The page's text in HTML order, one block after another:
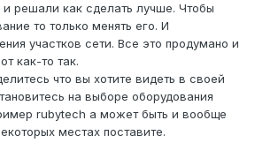
решали как сделать лучше. Чтобы
то только менять его. И
участков сети. Все это продумано и
как-то так.
что вы хотите видеть в своей
на выборе оборудования
rubytech а может быть и вообще
местах поставите.